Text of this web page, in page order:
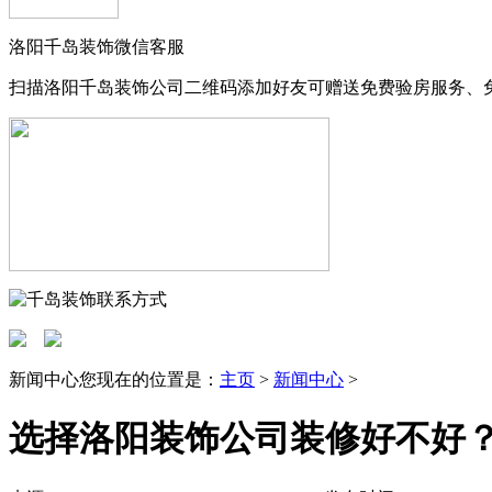
洛阳千岛装饰微信客服
扫描洛阳千岛装饰公司二维码添加好友可赠送免费验房服务、
新闻中心您现在的位置是： 主页 > 新闻中心 >
选择洛阳装饰公司装修好不好？